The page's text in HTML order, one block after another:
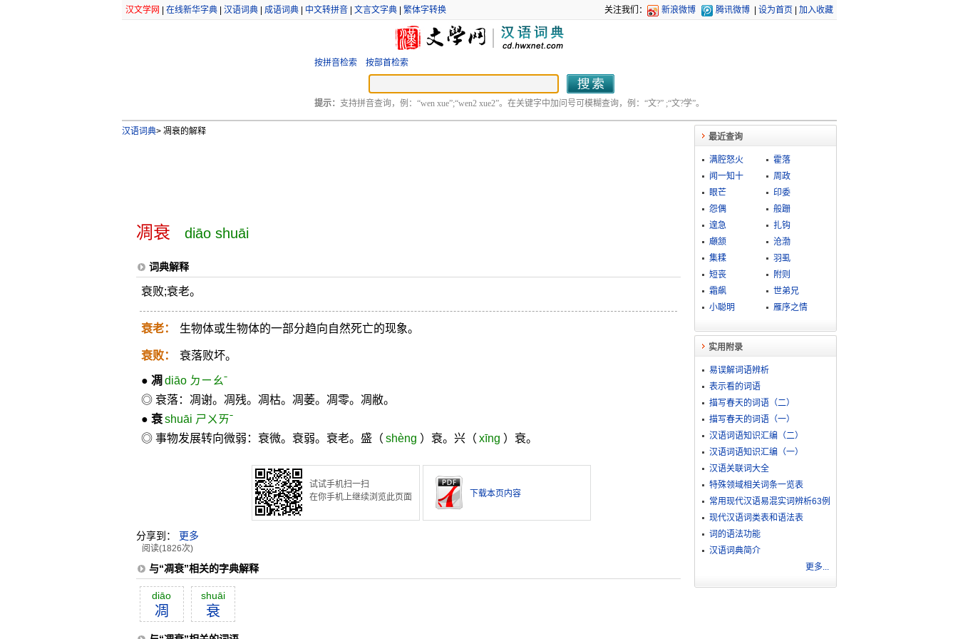
汉文学网 在线新华字典| 汉语词典| 成语词典| 中文转拼音| 文言文字典| 繁体字转换 关注我们： 新浪微博 腾讯微博 设为首页 加入收藏
按拼音检索 按部首检索
提示： 支持拼音查询，例：“wen xue”;“wen2 xue2”。在关键字中加问号可模糊查询，例：“文?” ;“文?学”。
汉语词典>凋衰的解释
凋衰 diāo shuāi
词典解释
衰败;衰老。
衰老： 生物体或生物体的一部分趋向自然死亡的现象。
衰败： 衰落败坏。
● 凋 diāo ㄉㄧㄠˉ
◎ 衰落：凋谢。凋残。凋枯。凋萎。凋零。凋敝。
● 衰 shuāi ㄕㄨㄞˉ
◎ 事物发展转向微弱：衰微。衰弱。衰老。盛（ shèng ）衰。兴（ xīng ）衰。
试试手机扫一扫
在你手机上继续浏览此页面
下载本页内容
分享到： 更多
阅读(1826次)
与“凋衰”相关的字典解释
diāo
凋
shuāi
衰
最近查询
满腔怒火
霍落
闻一知十
周政
眼芒
印委
怨偶
般跚
遑急
扎钩
顑颔
沧渤
集糅
羽虱
短丧
附则
霜飙
世弟兄
小聪明
雁序之情
实用附录
易误解词语辨析
表示看的词语
描写春天的词语（二）
描写春天的词语（一）
汉语词语知识汇编（二）
汉语词语知识汇编（一）
汉语关联词大全
特殊领域相关词条一览表
常用现代汉语易混实词辨析63例
现代汉语词类表和语法表
词的语法功能
汉语词典简介
更多...